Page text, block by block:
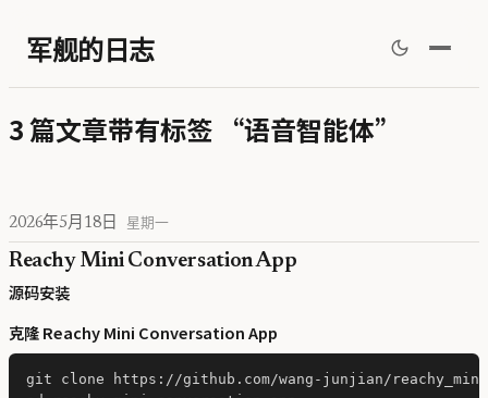
军舰的日志
3 篇文章带有标签 “语音智能体”
2026年5月18日 星期一
Reachy Mini Conversation App
源码安装
克隆 Reachy Mini Conversation App
git clone https://github.com/wang-junjian/